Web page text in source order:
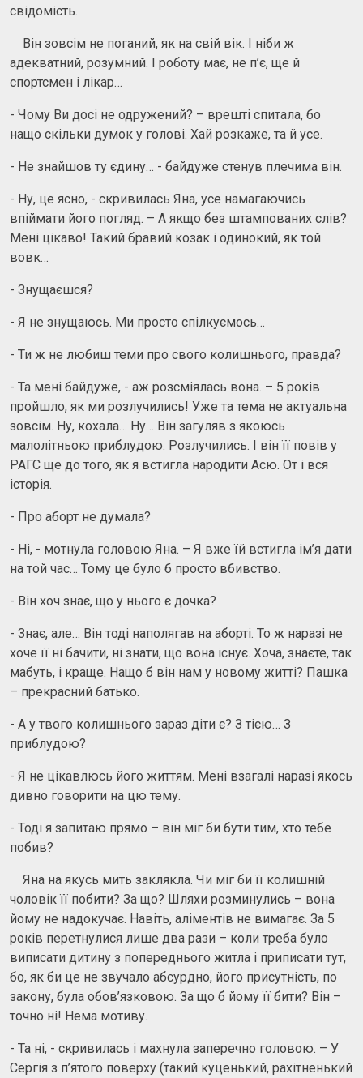
свідомість.
Він зовсім не поганий, як на свій вік. І ніби ж
адекватний, розумний. І роботу має, не п’є, ще й
спортсмен і лікар…
- Чому Ви досі не одружений? – врешті спитала, бо
нащо скільки думок у голові. Хай розкаже, та й усе.
- Не знайшов ту єдину… - байдуже стенув плечима він.
- Ну, це ясно, - скривилась Яна, усе намагаючись
впіймати його погляд. – А якщо без штампованих слів?
Мені цікаво! Такий бравий козак і одинокий, як той
вовк…
- Знущаєшся?
- Я не знущаюсь. Ми просто спілкуємось…
- Ти ж не любиш теми про свого колишнього, правда?
- Та мені байдуже, - аж розсміялась вона. – 5 років
пройшло, як ми розлучились! Уже та тема не актуальна
зовсім. Ну, кохала… Ну… Він загуляв з якоюсь
малолітньою приблудою. Розлучились. І він її повів у
РАГС ще до того, як я встигла народити Асю. От і вся
історія.
- Про аборт не думала?
- Ні, - мотнула головою Яна. – Я вже їй встигла ім’я дати
на той час… Тому це було б просто вбивство.
- Він хоч знає, що у нього є дочка?
- Знає, але… Він тоді наполягав на аборті. То ж наразі не
хоче її ні бачити, ні знати, що вона існує. Хоча, знаєте, так
мабуть, і краще. Нащо б він нам у новому житті? Пашка
– прекрасний батько.
- А у твого колишнього зараз діти є? З тією… З
приблудою?
- Я не цікавлюсь його життям. Мені взагалі наразі якось
дивно говорити на цю тему.
- Тоді я запитаю прямо – він міг би бути тим, хто тебе
побив?
Яна на якусь мить заклякла. Чи міг би її колишній
чоловік її побити? За що? Шляхи розминулись – вона
йому не надокучає. Навіть, аліментів не вимагає. За 5
років перетнулися лише два рази – коли треба було
виписати дитину з попереднього житла і приписати тут,
бо, як би це не звучало абсурдно, його присутність, по
закону, була обов’язковою. За що б йому її бити? Він –
точно ні! Нема мотиву.
- Та ні, - скривилась і махнула заперечно головою. – У
Сергія з п’ятого поверху (такий куценький, рахітненький